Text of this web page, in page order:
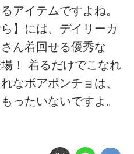
アイテムですよね。
】には、デイリーカ
ん着回せる優秀な
！ 着るだけでこなれ
なボアポンチョは、
ったいないですよ。